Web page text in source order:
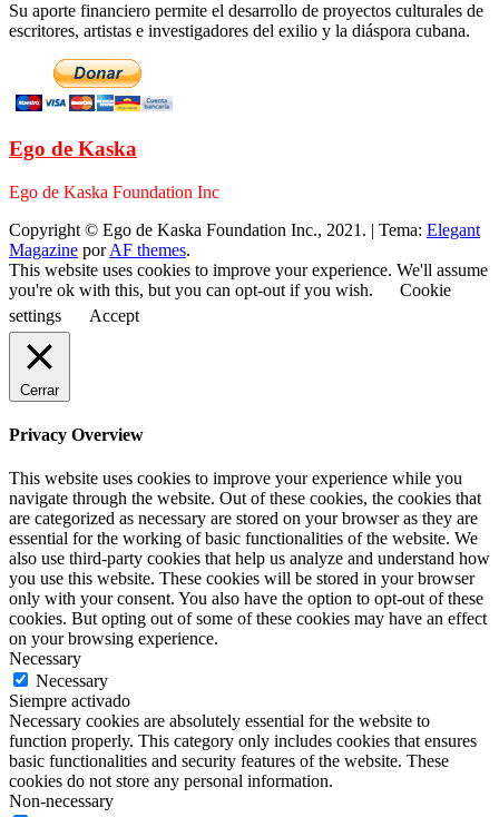
Su aporte financiero permite el desarrollo de proyectos culturales de
escritores, artistas e investigadores del exilio y la diáspora cubana.
Ego de Kaska
Ego de Kaska Foundation Inc
Copyright © Ego de Kaska Foundation Inc., 2021. | Tema: Elegant
Magazine porAF themes.
This website uses cookies to improve your experience. We'll assume
you're ok with this, but you can opt-out if you wish.
Cookie
settings
Accept
Cerrar
Privacy Overview
This website uses cookies to improve your experience while you
navigate through the website. Out of these cookies, the cookies that
are categorized as necessary are stored on your browser as they are
essential for the working of basic functionalities of the website. We
also use third-party cookies that help us analyze and understand how
you use this website. These cookies will be stored in your browser
only with your consent. You also have the option to opt-out of these
cookies. But opting out of some of these cookies may have an effect
on your browsing experience.
Necessary
Necessary
Siempre activado
Necessary cookies are absolutely essential for the website to
function properly. This category only includes cookies that ensures
basic functionalities and security features of the website. These
cookies do not store any personal information.
Non-necessary